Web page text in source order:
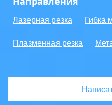
Лазерная резка Гибка
Плазменная резка